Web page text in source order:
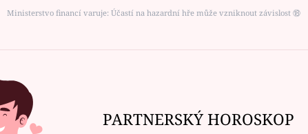
Ministerstvo financí varuje: Účastí na hazardní hře může vzniknout závislost ⑱
PARTNERSKÝ HOROSKOP